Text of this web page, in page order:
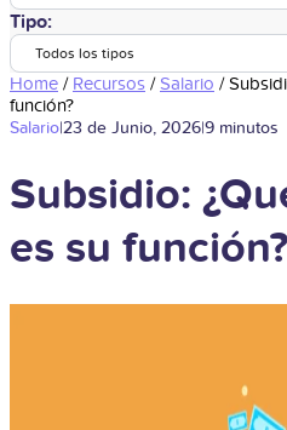
Tipo:
Todos los tipos
Home / Recursos /Salario /
función?
Salario|23 de Junio, 2026|9 minutos
Subsidio:
es su función?